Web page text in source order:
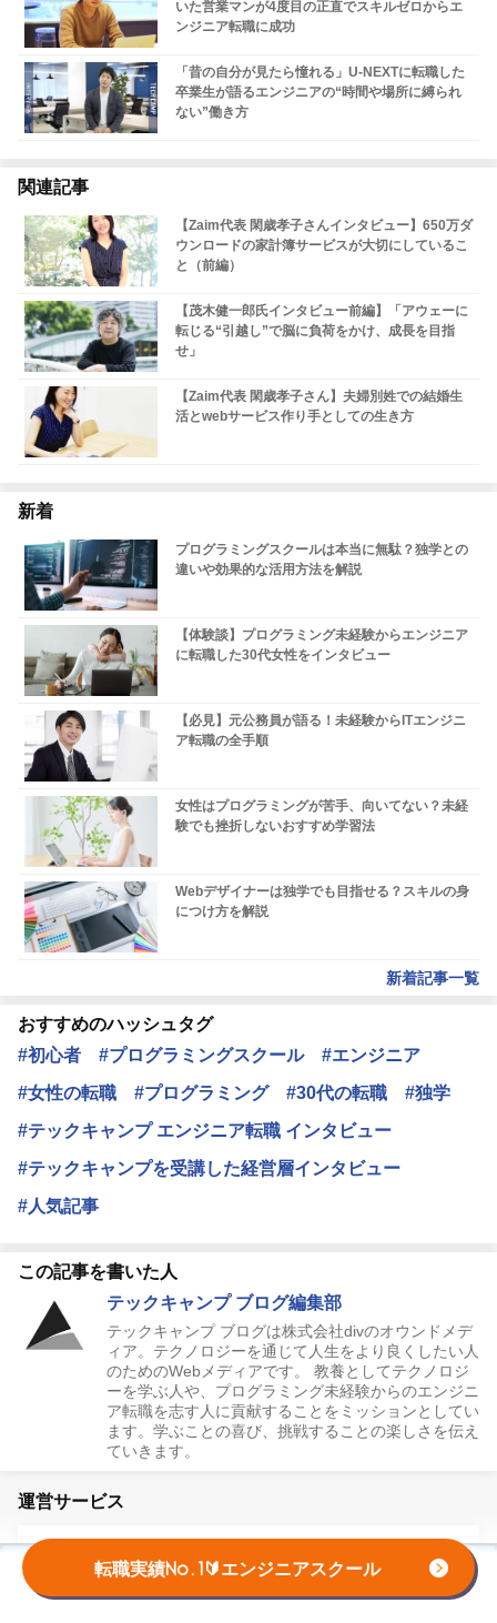
転職実績No.1🔰エンジニアスクール
いた営業マンが4度目の正直でスキルゼロからエ
ンジニア転職に成功
「昔の自分が見たら憧れる」U-NEXTに転職した
卒業生が語るエンジニアの“時間や場所に縛られ
ない”働き方
関連記事
【Zaim代表 閑歳孝子さんインタビュー】650万ダ
ウンロードの家計簿サービスが大切にしているこ
と（前編）
【茂木健一郎氏インタビュー前編】「アウェーに
転じる“引越し”で脳に負荷をかけ、成長を目指
せ」
【Zaim代表 閑歳孝子さん】夫婦別姓での結婚生
活とwebサービス作り手としての生き方
新着
プログラミングスクールは本当に無駄？独学との
違いや効果的な活用方法を解説
【体験談】プログラミング未経験からエンジニア
に転職した30代女性をインタビュー
【必見】元公務員が語る！未経験からITエンジニ
ア転職の全手順
女性はプログラミングが苦手、向いてない？未経
験でも挫折しないおすすめ学習法
Webデザイナーは独学でも目指せる？スキルの身
につけ方を解説
新着記事一覧
おすすめのハッシュタグ
#初心者
#プログラミングスクール
#エンジニア
#女性の転職
#プログラミング #30代の転職
#独学
#テックキャンプ エンジニア転職 インタビュー
#テックキャンプを受講した経営層インタビュー
#人気記事
この記事を書いた人
テックキャンプ ブログ編集部
テックキャンプ ブログは株式会社divのオウンドメデ
ィア。テクノロジーを通じて人生をより良くしたい人
のためのWebメディアです。 教養としてテクノロジ
ーを学ぶ人や、プログラミング未経験からのエンジニ
ア転職を志す人に貢献することをミッションとしてい
ます。学ぶことの喜び、挑戦することの楽しさを伝え
ていきます。
運営サービス